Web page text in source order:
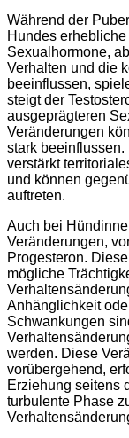
Während der
Hundes
Sexualhormone,
Verhalten und die
beeinflussen,
steigt der
ausgeprägteren
Veränderungen
stark
verstärkt
und können
auftreten.
Auch bei
Veränderungen,
Progesteron.
mögliche
Anhänglichkeit
Schwankungen
werden. Diese
vorübergehend,
Erziehung seitens
turbulente Phase